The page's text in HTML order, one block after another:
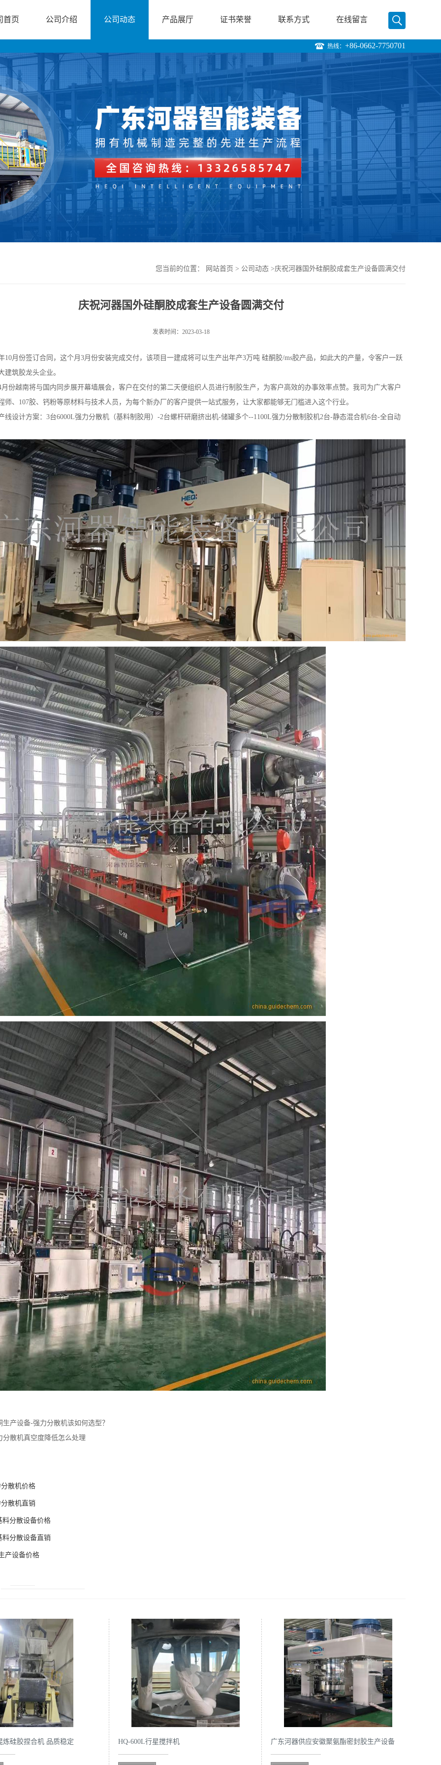
首页 公司介绍 公司动态 产品展厅 证书荣誉 联系方式 在线留言
热线： +86-0662-7750701
您当前的位置： 网站首页 > 公司动态 >庆祝河器国外硅酮胶成套生产设备圆满交付
庆祝河器国外硅酮胶成套生产设备圆满交付
发表时间：2023-03-18
10月份签订合同，这个月3月份安装完成交付，该项目一建成将可以生产出年产3万吨 硅酮胶/ms胶产品，如此大的产量，令客户一跃
建筑胶龙头企业。
份越南将与国内同步展开幕墙展会，客户在交付的第二天便组织人员进行制胶生产，为客户高效的办事效率点赞。我司为广大客户
师、107胶、钙粉等原材料与技术人员，为每个新办厂的客户提供一站式服务，让大家都能够无门槛进入这个行业。
线设计方案：3台6000L强力分散机（基料制胶用）-2台螺杆研磨挤出机-储罐多个--1100L强力分散制胶机2台-静态混合机6台-全自动
生产设备-强力分散机该如何选型？
分散机真空度降低怎么处理
散机价格
散机直销
料分散设备价格
料分散设备直销
产设备价格
炼硅胶捏合机 品质稳定 HQ-600L行星搅拌机 广东河器供应安徽聚氨酯密封胶生产设备